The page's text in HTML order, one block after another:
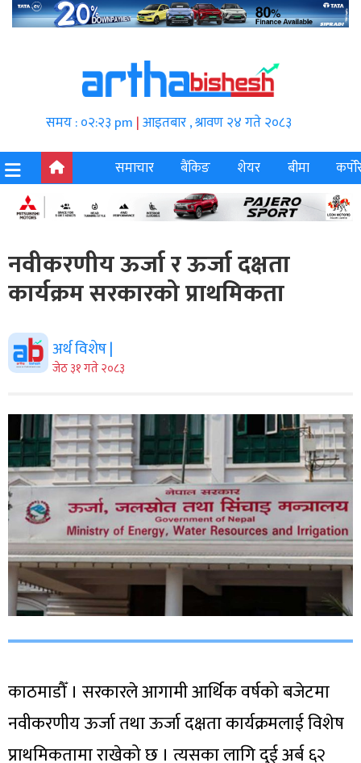
समय : ०२:२३ pm |आइतबार , श्रावण २४ गते २०८३
समाचार
बैंकिङ शेयर बीमा
नवीकरणीय ऊर्जा र ऊर्जा दक्षता
कार्यक्रम सरकारको प्राथमिकता
अर्थ विशेष |
जेठ ३१ गते २०८३
काठमाडौँ । सरकारले आगामी आर्थिक वर्षको बजेटमा
नवीकरणीय ऊर्जा तथा ऊर्जा दक्षता कार्यक्रमलाई विशेष
प्राथमिकतामा राखेको छ । त्यसका लागि दुई अर्ब ६२